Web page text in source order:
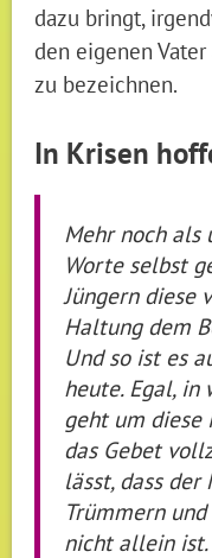
dazu bringt,
den eigenen Vater
zu bezeichnen.
In Krisen
Mehr noch als
Worte selbst
Jüngern diese
Haltung dem
Und so ist es
heute. Egal, in
geht um diese
das Gebet
lässt, dass der
Trümmern
nicht allein ist.